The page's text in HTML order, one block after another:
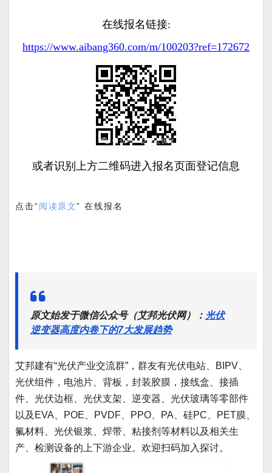
在线报名链接:
https://www.aibang360.com/m/100203?ref=172672
或者识别上方二维码进入报名页面登记信息
点击“阅读原文” 在线报名
原文始发于微信公众号（艾邦光伏网）： 光伏
逆变器高度内卷下的7大发展趋势
艾邦建有“光伏产业交流群”，群友有光伏电站、BIPV、
光伏组件，电池片、背板，封装胶膜，接线盒、接插
件、光伏边框、光伏支架、逆变器、光伏玻璃等零部件
以及EVA、POE、PVDF、PPO、PA、硅PC、PET膜、
氟材料、光伏银浆、焊带、粘接剂等材料以及相关生
产、检测设备的上下游企业。欢迎扫码加入探讨。